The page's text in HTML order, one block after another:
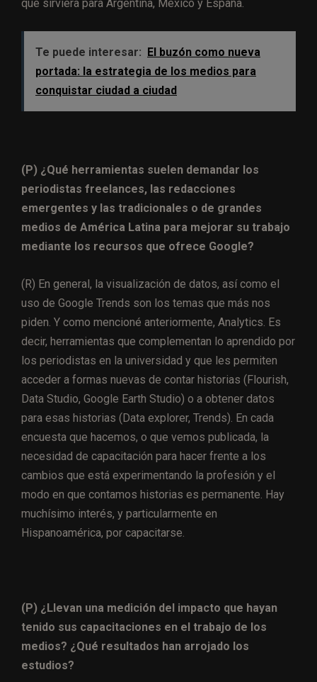
que sirviera para Argentina, México y España.
Te puede interesar:
El buzón como nueva
portada: la estrategia de los medios para
conquistar ciudad a ciudad
(P) ¿Qué herramientas suelen demandar los
periodistas freelances, las redacciones
emergentes y las tradicionales o de grandes
medios de América Latina para mejorar su trabajo
mediante los recursos que ofrece Google?
(R) En general, la visualización de datos, así como el
uso de Google Trends son los temas que más nos
piden. Y como mencioné anteriormente, Analytics. Es
decir, herramientas que complementan lo aprendido por
los periodistas en la universidad y que les permiten
acceder a formas nuevas de contar historias (Flourish,
Data Studio, Google Earth Studio) o a obtener datos
para esas historias (Data explorer, Trends). En cada
encuesta que hacemos, o que vemos publicada, la
necesidad de capacitación para hacer frente a los
cambios que está experimentando la profesión y el
modo en que contamos historias es permanente. Hay
muchísimo interés, y particularmente en
Hispanoamérica, por capacitarse.
(P) ¿Llevan una medición del impacto que hayan
tenido sus capacitaciones en el trabajo de los
medios? ¿Qué resultados han arrojado los
estudios?